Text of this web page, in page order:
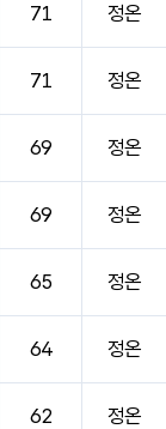
71 정온
71 정온
69 정온
69 정온
65 정온
64 정온
62 정온